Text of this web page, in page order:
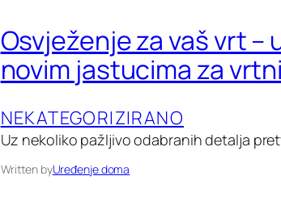
Osvježenje za vaš vrt
novim jastucima za
NEKATEGORIZIRANO
Uz nekoliko pažljivo odabranih detalja
Written byUređenje doma